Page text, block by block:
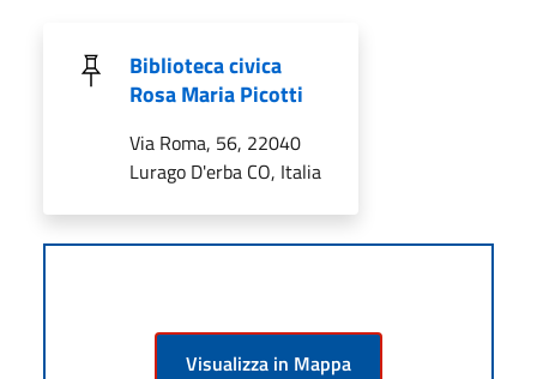
Biblioteca civica
Rosa Maria Picotti
Via Roma, 56, 22040
Lurago D'erba CO, Italia
Visualizza in Mappa